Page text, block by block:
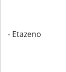
- Etazeno